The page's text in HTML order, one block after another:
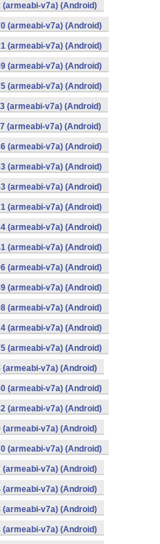
(armeabi-v7a) (Android)
(armeabi-v7a) (Android)
(armeabi-v7a) (Android)
(armeabi-v7a) (Android)
(armeabi-v7a) (Android)
(armeabi-v7a) (Android)
(armeabi-v7a) (Android)
(armeabi-v7a) (Android)
(armeabi-v7a) (Android)
(armeabi-v7a) (Android)
(armeabi-v7a) (Android)
(armeabi-v7a) (Android)
(armeabi-v7a) (Android)
(armeabi-v7a) (Android)
(armeabi-v7a) (Android)
(armeabi-v7a) (Android)
(armeabi-v7a) (Android)
(armeabi-v7a) (Android)
(armeabi-v7a) (Android)
(armeabi-v7a) (Android)
(armeabi-v7a) (Android)
(armeabi-v7a) (Android)
(armeabi-v7a) (Android)
(armeabi-v7a) (Android)
(armeabi-v7a) (Android)
(armeabi-v7a) (Android)
(armeabi-v7a) (Android)